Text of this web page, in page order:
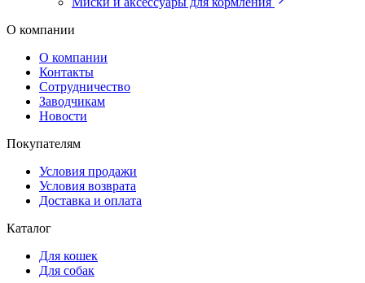
О компании
О компании
Контакты
Сотрудничество
Заводчикам
Новости
Покупателям
Условия продажи
Условия возврата
Доставка и оплата
Каталог
Для кошек
Для собак